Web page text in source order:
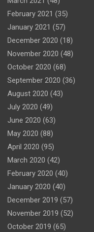
February 2021 (35)
January 2021 (57)
December 2020 (18)
November 2020 (48)
October 2020 (68)
September 2020 (36)
August 2020 (43)
July 2020 (49)
June 2020 (63)
May 2020 (88)
April 2020 (95)
March 2020 (42)
February 2020 (40)
January 2020 (40)
December 2019 (57)
November 2019 (52)
October 2019 (65)